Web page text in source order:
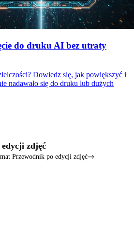
do druku AI bez utraty
Dowiedz się, jak powiększyć i
nadawało się do druku lub dużych
zdjęć
Przewodnik po edycji zdjęć